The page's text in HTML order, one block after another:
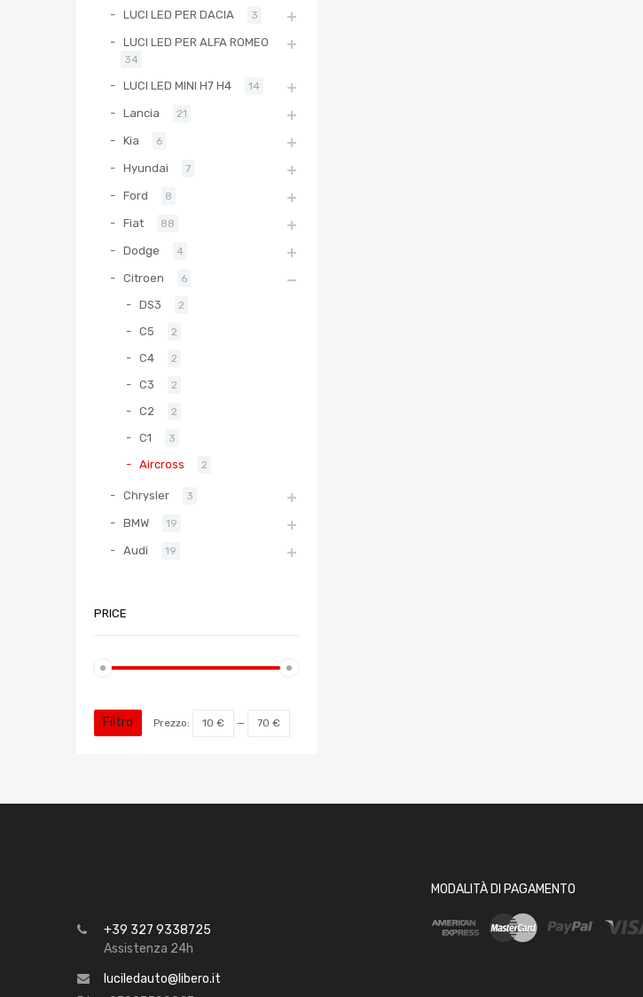
LUCI LED PER DACIA 3
LUCI LED PER ALFA ROMEO
34
LUCI LED MINI H7 H4 14
Lancia 21
Kia 6
Hyundai 7
Ford 8
Fiat 88
Dodge 4
Citroen 6
DS3 2
C5 2
C4 2
C3 2
C2 2
C1 3
Aircross 2
Chrysler 3
BMW 19
Audi 19
PRICE
Filtro Prezzo: 10 € — 70 €
+39 327 9338725
Assistenza 24h
luciledauto@libero.it
MODALITÀ DI PAGAMENTO